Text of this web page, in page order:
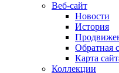
Веб-сайт
Новости
История
Обратная
Карта
Коллекции